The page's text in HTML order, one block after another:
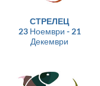
СТРЕЛЕЦ
23 Ноември - 21
Декември